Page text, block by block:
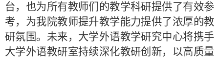
台，也为所有教师们的教学科研提供了有效参
考，为我院教师提升教学能力提供了浓厚的教
研氛围。未来，大学外语教学研究中心将携手
大学外语教研室持续深化教研创新，以高质量